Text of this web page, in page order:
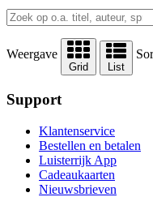
Weergave
Grid List
Support
Klantenservice
Bestellen en betalen
Luisterrijk App
Cadeaukaarten
Nieuwsbrieven